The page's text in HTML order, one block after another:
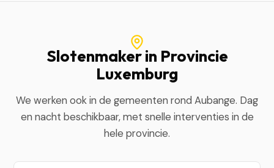
Slotenmaker in Provincie
Luxemburg
We werken ook in de gemeenten rond Aubange. Dag
en nacht beschikbaar, met snelle interventies in de
hele provincie.